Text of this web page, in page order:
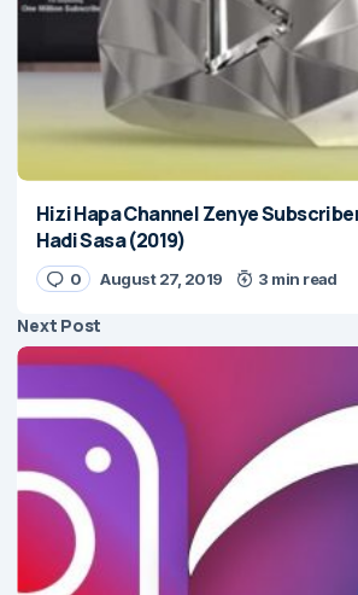
Hizi Hapa Channel Zenye
Hadi Sasa (2019)
0 August 27, 2019 3 min read
Next Post